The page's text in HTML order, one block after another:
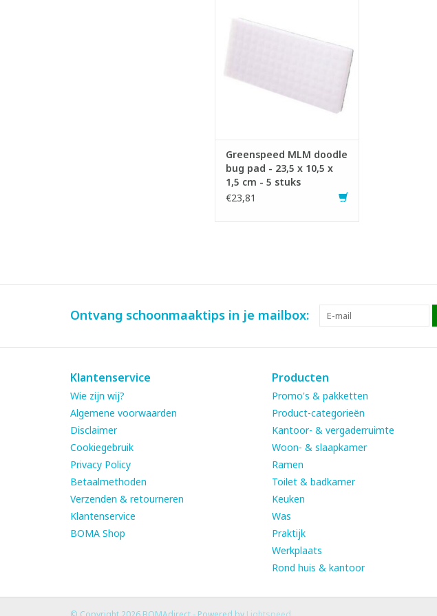
van hardnekkige vervuiling en
strepen die altijd een probleem
- De unieke HD melamine is extra
- Met kwalitatieve velcro voor
superieure hechting.
Greenspeed MLM doodle
bug pad - 23,5 x 10,5 x
1,5 cm - 5 stuks
€23,81
Ontvang schoonmaaktips in je mailbox:
Klantenservice
Wie zijn wij?
Algemene voorwaarden
Disclaimer
Cookiegebruik
Privacy Policy
Betaalmethoden
Verzenden & retourneren
Klantenservice
BOMA Shop
Producten
Promo's & pakketten
Product-categorieën
Kantoor- & vergaderruimte
Woon- & slaapkamer
Ramen
Toilet & badkamer
Keuken
Was
Praktijk
Werkplaats
Rond huis & kantoor